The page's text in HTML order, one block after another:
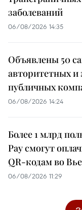
заболеваний
06/08/2026 14:35
Объявлены 50
авторитетных
публичных
06/08/2026 14:24
Более 1 млрд
Pay смогут
QR-кодам во
06/08/2026 11:29